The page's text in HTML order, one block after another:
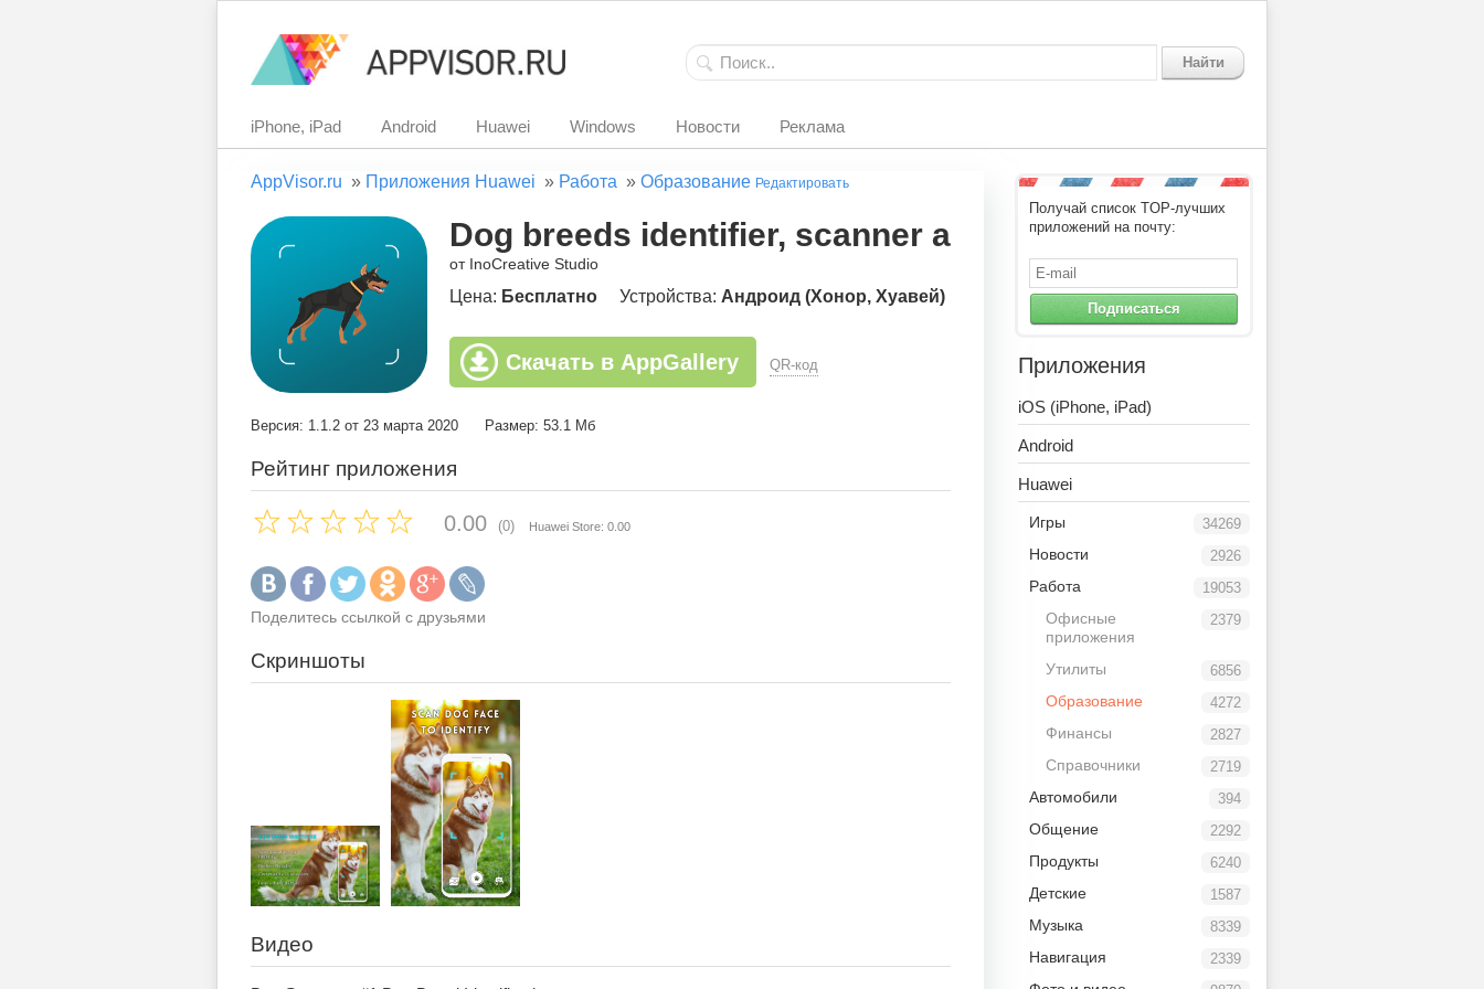
Найти
iPhone, iPad Android Huawei Windows Новости Реклама
AppVisor.ru » Приложения Huawei » Работа » Образование Редактировать
Dog breeds identifier, scanner app: Scan dogs
от InoCreative Studio
Цена: Бесплатно Устройства: Андроид (Хонор, Хуавей)
Скачать в AppGallery QR-код
Версия: 1.1.2 от 23 марта 2020 Размер: 53.1 Мб
Рейтинг приложения
0.00 (0) Huawei Store: 0.00
Поделитесь ссылкой с друзьями
Скриншоты
Видео
Получай список TOP-лучших
приложений на почту:
Подписаться
Приложения
iOS (iPhone, iPad)
Android
Huawei
34269
Игры
2926
Новости
19053
Работа
2379
Офисные
приложения
6856
Утилиты
4272
Образование
2827
Финансы
2719
Справочники
394
Автомобили
2292
Общение
6240
Продукты
1587
Детские
8339
Музыка
2339
Навигация